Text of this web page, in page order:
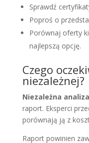
Sprawdź
Poproś o
Porównaj oferty
najlepszą opcję.
Czego
niezależnej?
Niezależna analiza
raport. Eksperci
porównają ją z
Raport powinien